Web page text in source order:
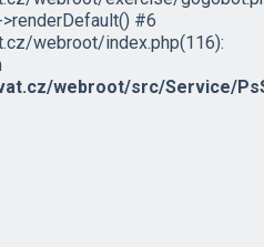
#6
webroot/index.php(116):
webroot/src/Service/